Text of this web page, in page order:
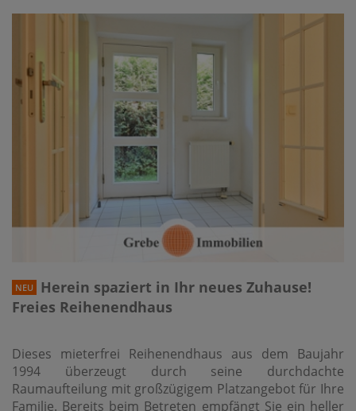
NEU
Herein spaziert in Ihr neues Zuhause!
Freies Reihenendhaus
Dieses mieterfrei Reihenendhaus aus dem Baujahr
1994 überzeugt durch seine durchdachte
Raumaufteilung mit großzügigem Platzangebot für Ihre
Familie. Bereits beim Betreten empfängt Sie ein heller